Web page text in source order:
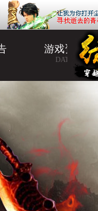
游戏资料
DATA